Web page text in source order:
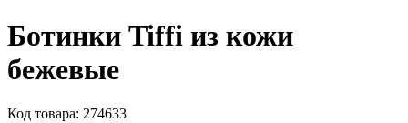
Ботинки Tiffi из кожи
бежевые
Код товара: 274633